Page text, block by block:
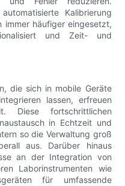
Kalibrierung
immer häufiger eingesetzt,
und Zeit- und
die sich in mobile Geräte
lassen, erfreuen
Diese fortschrittlichen
in Echtzeit und
so die Verwaltung groß
aus. Darüber hinaus
an der Integration von
Laborinstrumenten wie
für umfassende